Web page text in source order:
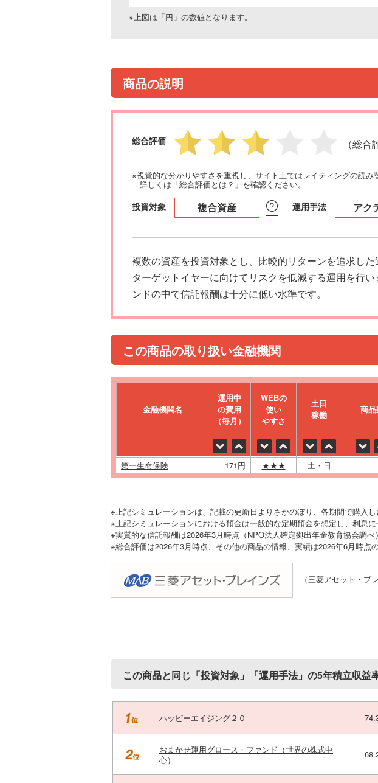
※上図は「円」の数値となります。
商品の説明
総合評価 （総合
※視覚的な分かりやすさを重視し、サイト上ではレイティングの読み
詳しくは「総合評価とは？」を確認ください。
投資対象 複合資産 運用手法 アク
複数の資産を投資対象とし、比較的リターンを追求した
ターゲットイヤーに向けてリスクを低減する運用を行
ンドの中で信託報酬は十分に低い水準です。
この商品の取り扱い金融機関
金融機関名
運⽤中
の費⽤
（毎⽉）
WEBの
使い
やすさ
⼟⽇
稼働
商
第一生命保険 171円 ★★★ 土・日
※上記シミュレーションは、記載の更新日よりさかのぼり、各期間で購入し
※上記シミュレーションにおける預金は一般的な定期預金を想定し、利息
※実質的な信託報酬は2026年3月時点（NPO法人確定拠出年金教育協会調べ
※総合評価は2026年3月時点、その他の商品の情報、実績は2026年6月時点
（三菱アセット・ブ
この商品と同じ「投資対象」「運用手法」の5年積立収益
ハッピーエイジング２０
おまかせ運用グロース・ファンド（世界の株式中
心）